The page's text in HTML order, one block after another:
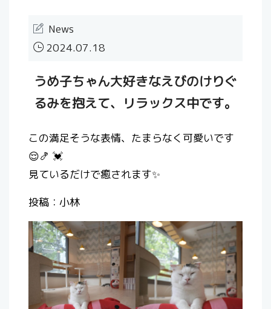
News
2024.07.18
うめ子ちゃん大好きなえびのけりぐ
るみを抱えて、リラックス中です。
この満足そうな表情、たまらなく可愛いです
😌🍤 💓
見ているだけで癒されます✨
投稿：小林